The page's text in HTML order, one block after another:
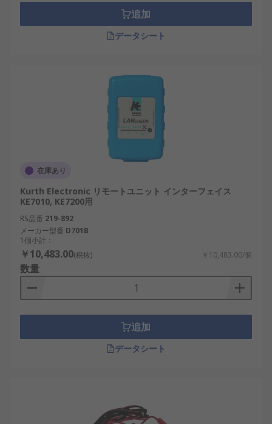
追加
データシート
在庫あり
Kurth Electronic リモートユニット インターフェイス
KE7010, KE7200用
RS品番 219-892
メーカー型番 D701B
1個小計：
￥10,483.00(税抜) ￥10,483.00/個
数量
追加
データシート